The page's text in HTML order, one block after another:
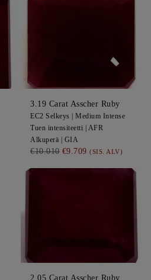
3.19 Carat Asscher Ruby
EC2 Selkeys | Medium Intense
Tuen intensiteetti | AFR
Alkuperä | GIA
€10.010 €9.709 (SIS. ALV)
2.05 Carat Asscher Ruby